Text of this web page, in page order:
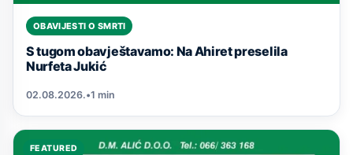
OBAVIJESTI O SMRTI
S tugom obavještavamo: Na Ahiret preselila
Nurfeta Jukić
02.08.2026.•1 min
FEATURED